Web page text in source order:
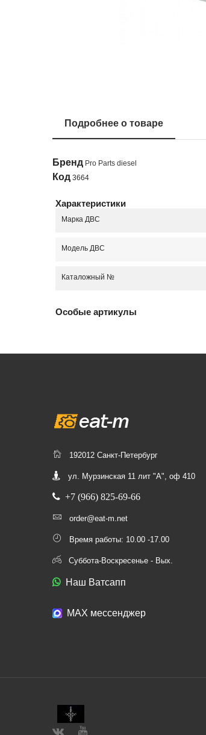
Подробнее о товаре
Бренд Pro Parts diesel
Код 3664
Характеристики
Марка ДВС
Модель ДВС
Каталожный №
Особые артикулы
192012 Санкт-Петербург
ул. Мурзинская 11 лит "А", оф 410
+7 (966) 825-69-66
order@eat-m.net
Время работы: 10.00 -17.00
Суббота-Воскресенье - Вых.
Наш Ватсапп
МАХ мессенджер